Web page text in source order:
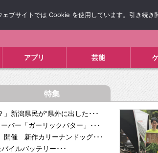
アプリ 芸能
特集
」新潟県民が“県外に出した･･･
バー「ガーリックバター」･･･
開催 新作カリーナンドッグ･･･
イルバッテリー･･･
ブサイトでは Cookie を使用しています。引き続